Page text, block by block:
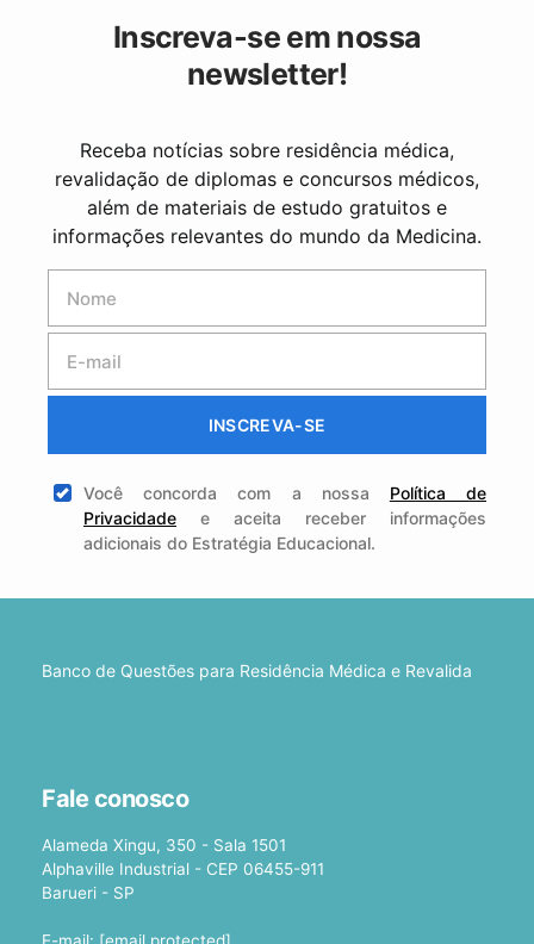
Inscreva-se em nossa
newsletter!
Receba notícias sobre residência médica,
revalidação de diplomas e concursos médicos,
além de materiais de estudo gratuitos e
informações relevantes do mundo da Medicina.
INSCREVA-SE
Você concorda com a nossa Política de
Privacidade e aceita receber informações
adicionais do Estratégia Educacional.
Banco de Questões para Residência Médica e Revalida
Fale conosco
Alameda Xingu, 350 - Sala 1501
Alphaville Industrial - CEP 06455-911
Barueri - SP